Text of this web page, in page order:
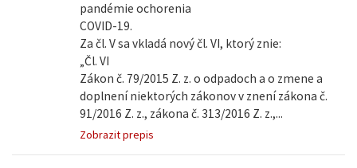
pandémie ochorenia
COVID-19.
Za čl. V sa vkladá nový čl. VI, ktorý znie:
„Čl. VI
Zákon č. 79/2015 Z. z. o odpadoch a o zmene a
doplnení niektorých zákonov v znení zákona č.
91/2016 Z. z., zákona č. 313/2016 Z. z.,...
Zobrazit prepis